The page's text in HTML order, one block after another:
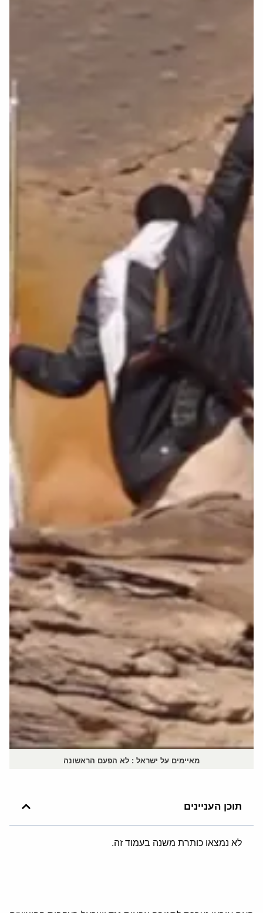
מאיימים על ישראל : לא הפעם הראשונה
תוכן העניינים
לא נמצאו כותרת משנה בעמוד זה.